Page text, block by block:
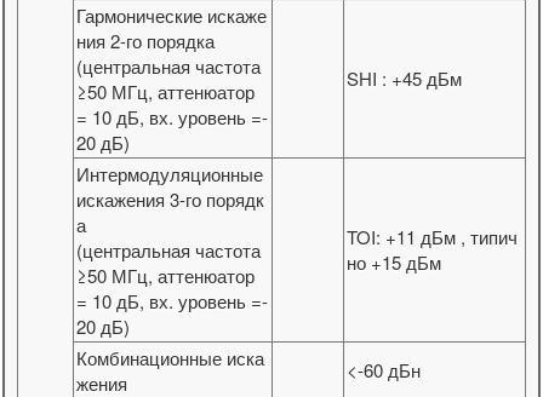
Гармонические искаже
ния 2-го порядка
(центральная частота
≥50 МГц, аттенюатор
= 10 дБ, вх. уровень =-
20 дБ)
SHI : +45 дБм
Интермодуляционные
искажения 3-го порядк
а
(центральная частота
≥50 МГц, аттенюатор
= 10 дБ, вх. уровень =-
20 дБ)
TOI: +11 дБм , типич
но +15 дБм
Комбинационные иска
жения
<-60 дБн